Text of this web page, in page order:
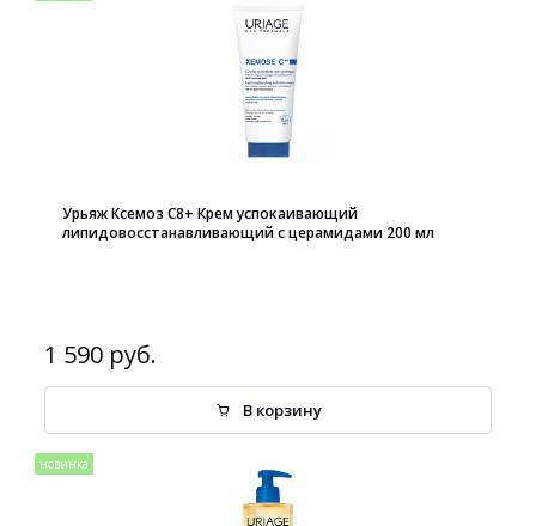
Урьяж Ксемоз С8+ Крем успокаивающий
липидовосстанавливающий с церамидами 200 мл
1 590 руб.
В корзину
новинка